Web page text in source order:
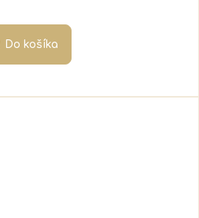
Do košíka